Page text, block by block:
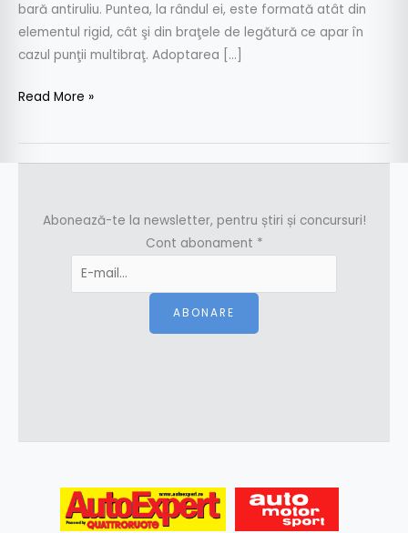
bară antiruliu. Puntea, la rândul ei, este formată atât din
elementul rigid, cât şi din braţele de legătură ce apar în
cazul punţii multibraţ. Adoptarea […]
Read More »
Abonează-te la newsletter, pentru știri și concursuri!
Cont abonament *
ABONARE